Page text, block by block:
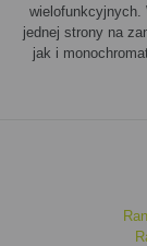
wielofunkcyjnych.
jednej strony na
jak i